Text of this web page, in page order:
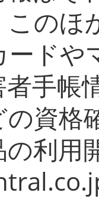
のほ
ードや
手帳
資格
利用